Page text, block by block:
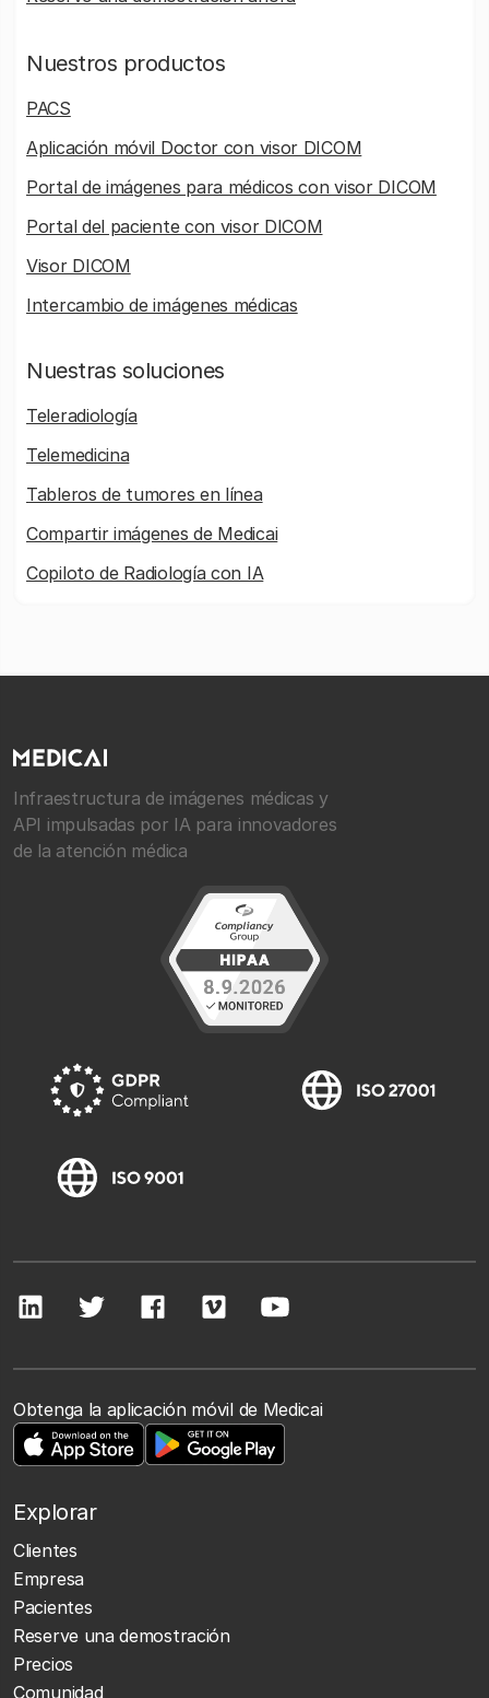
Nuestros productos
PACS
Aplicación móvil Doctor con visor DICOM
Portal de imágenes para médicos con visor DICOM
Portal del paciente con visor DICOM
Visor DICOM
Intercambio de imágenes médicas
Nuestras soluciones
Teleradiología
Telemedicina
Tableros de tumores en línea
Compartir imágenes de Medicai
Copiloto de Radiología con IA
Infraestructura de imágenes médicas y
API impulsadas por IA para innovadores
de la atención médica
Obtenga la aplicación móvil de Medicai
Explorar
Clientes
Empresa
Pacientes
Reserve una demostración
Precios
Comunidad